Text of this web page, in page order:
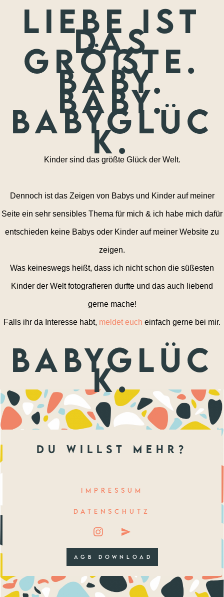
Liebe ist
das
größte.
Baby.
Baby.
Babyglüc
k.
Kinder sind das größte Glück der Welt.
Dennoch ist das Zeigen von Babys und Kinder auf meiner
Seite ein sehr sensibles Thema für mich & ich habe mich dafür
entschieden keine Babys oder Kinder auf meiner Website zu
zeigen.
Was keineswegs heißt, dass ich nicht schon die süßesten
Kinder der Welt fotografieren durfte und das auch liebend
gerne mache!
Falls ihr da Interesse habt, meldet euch einfach gerne bei mir.
Babyglüc
k.
du willst mehr?
IMPRESSUM
DATENSCHUTZ
AGB DOWNLOAD